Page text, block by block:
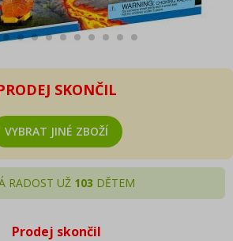
SKONČIL
VYBRAT JINÉ ZBOŽÍ
RADOST UŽ 103 DĚTEM
Prodej skončil